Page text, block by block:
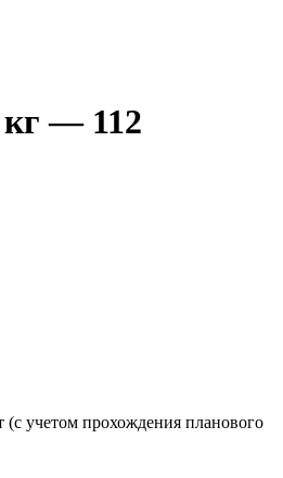
— 112
(с учетом прохождения планового